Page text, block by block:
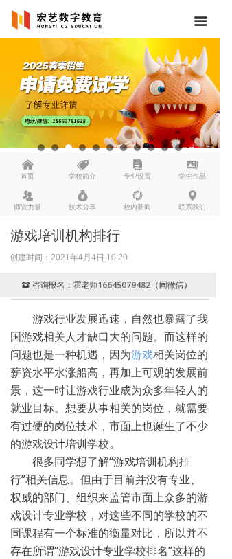
낀
首页
뀄
学校简介
뀴
专业设置
끡
学生作品
뀡
师资力量
낐
技术分享
넆
校内新闻
넹
联系我们
끀
游戏培训机构排行
创建时间： 2021年4月4日 10:29
游戏行业发展迅速，自然也暴露了我
国游戏相关人才缺口大的问题。而这样的
问题也是一种机遇，因为游戏相关岗位的
薪资水平水涨船高，再加上可观的发展前
景，这一时让游戏行业成为众多年轻人的
就业目标。想要从事相关的岗位，就需要
有过硬的岗位技术，市面上也诞生了不少
的游戏设计培训学校。
很多同学想了解“游戏培训机构排
行”相关信息。但由于目前并没有专业、
权威的部门、组织来监管市面上众多的游
戏设计专业学校，对这些不同的学校的不
同课程有一个标准的衡量对比，所以并不
存在所谓“游戏设计专业学校排名”这样的
뀰 咨询报名：霍老师16645079482（同微信）